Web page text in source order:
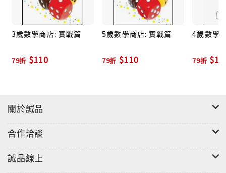
3歲數學商店: 實戰篇
79折 $110
5歲數學商店: 實戰篇
79折 $110
4歲數學
79折
關於誠品
合作洽談
誠品線上